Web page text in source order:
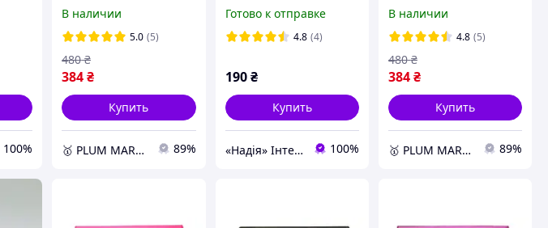
100%
оправой черные Blue
Block для чтения и
компьютера +0.5
В наличии
5.0 (5)
384₴
480 ₴
Купить
🥇 PLUM MARKET 89%
Готово к отправке
4.8 (4)
190 ₴
Купить
«Надія» Інтернет-Магазин 100%
оправой черные Blue
Block для чтения и
компьютера +0.5
В наличии
4.8 (5)
384₴
480 ₴
Купить
🥇 PLUM MARKET 89%